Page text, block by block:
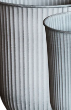
3er Set